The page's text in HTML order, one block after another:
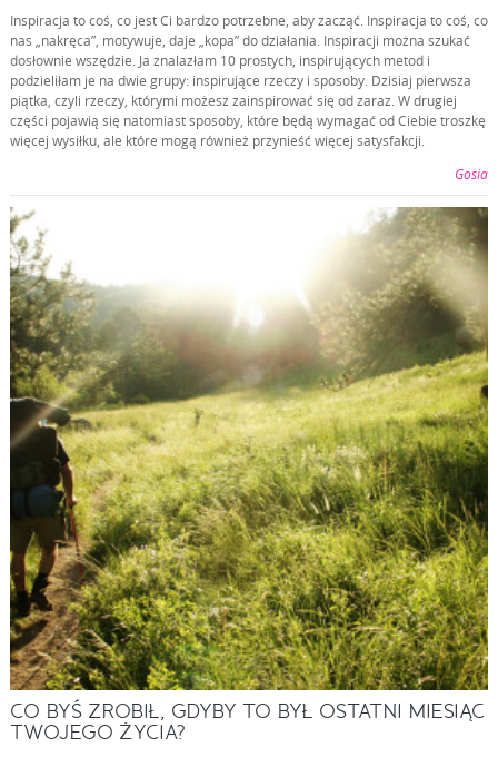
Inspiracja to coś, co jest Ci bardzo potrzebne, aby zacząć. Inspiracja to coś, co
nas „nakręca”, motywuje, daje „kopa” do działania. Inspiracji można szukać
dosłownie wszędzie. Ja znalazłam 10 prostych, inspirujących metod i
podzieliłam je na dwie grupy: inspirujące rzeczy i sposoby. Dzisiaj pierwsza
piątka, czyli rzeczy, którymi możesz zainspirować się od zaraz. W drugiej
części pojawią się natomiast sposoby, które będą wymagać od Ciebie troszkę
więcej wysiłku, ale które mogą również przynieść więcej satysfakcji.
Gosia
CO BYŚ ZROBIŁ, GDYBY TO BYŁ OSTATNI MIESIĄC
TWOJEGO ŻYCIA?